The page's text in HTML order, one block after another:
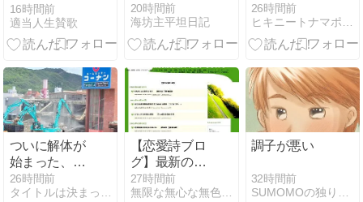
イ＆ローグラ
イク-前日
譚-』/
『エルナと巡
る刻』/
『NPC（宿
屋）は夢を見
る～バグった
世界からの脱
出～』/『がむ
しゃら勇者』/
16時間前
適当人生賛歌
20時間前
海坊主平坦日記
26時間前
ヒキニートナマポ孤独死まっしぐら
ついに解体が
始まった、笠
岡シーサイド
モール。閉店
26時間前
タイトルは決まっていません。
【恋愛詩ブロ
グ】最新の恋
愛詩ポエム3
篇（2022～
27時間前
無限な無心な無色なシャイニング・ブライトリー
調子が悪い
32時間前